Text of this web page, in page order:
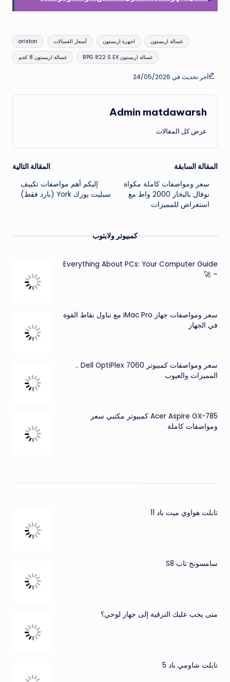
ariston أسعار الغسالات اجهزة اريستون غسالة اريستون
غسالة اريستون 8 كجم غسالة اريستون RPG 822 S EX
آخر تحديث في 24/05/2026
Admin matdawarsh
عرض كل المقالات
تصفّح
المقالات
المقالة السابقة
سعر ومواصفات كاملة مكواة
نوفال بالبخار 2000 واط مع
استعراض للمميزات
المقالة التالية
إليكم أهم مواصفات تكييف
سبليت يورك York (بارد فقط)
كمبيوتر ولابتوب
Everything About PCs: Your Computer Guide
– 🚀
سعر ومواصفات جهاز iMac Pro مع تناول نقاط القوة
في الجهاز
سعر ومواصفات كمبيوتر Dell OptiPlex 7060 ..
المميزات والعيوب
Acer Aspire GX-785 كمبيوتر مكتبي سعر
ومواصفات كاملة
تابلت هواوي ميت باد 11
سامسونج تاب S8
متى يجب عليك الترقية إلى جهاز لوحي؟
تابلت شاومي باد 5